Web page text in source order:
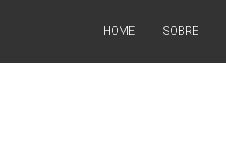
HOME SOBRE